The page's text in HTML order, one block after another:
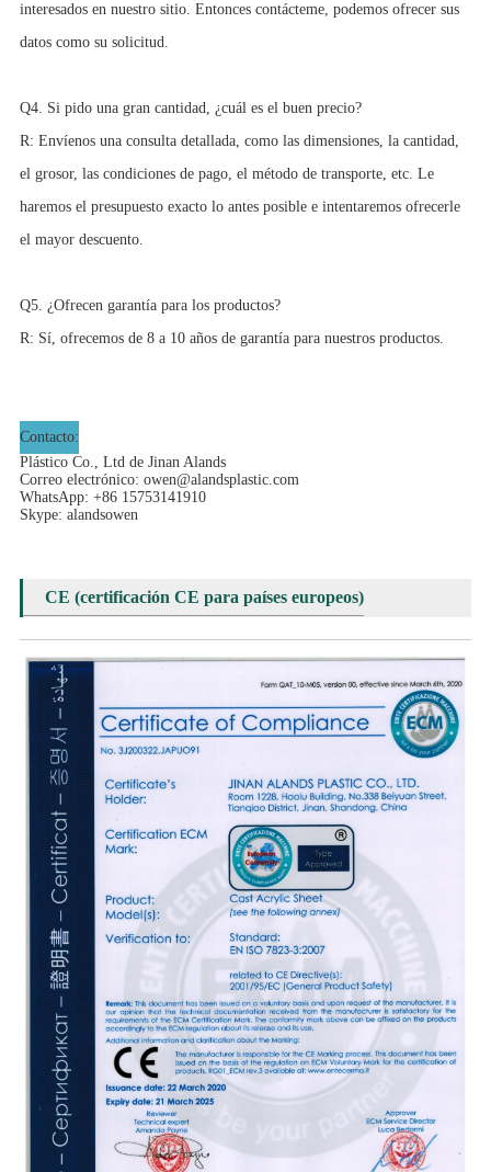
interesados ​​en nuestro sitio. Entonces contácteme, podemos ofrecer sus
datos como su solicitud.
Q4. Si pido una gran cantidad, ¿cuál es el buen precio?
R: Envíenos una consulta detallada, como las dimensiones, la cantidad,
el grosor, las condiciones de pago, el método de transporte, etc. Le
haremos el presupuesto exacto lo antes posible e intentaremos ofrecerle
el mayor descuento.
Q5. ¿Ofrecen garantía para los productos?
R: Sí, ofrecemos de 8 a 10 años de garantía para nuestros productos.
Contacto:
Plástico Co., Ltd de Jinan Alands
Correo electrónico: owen@alandsplastic.com
WhatsApp: +86 15753141910
Skype: alandsowen
CE (certificación CE para países europeos)